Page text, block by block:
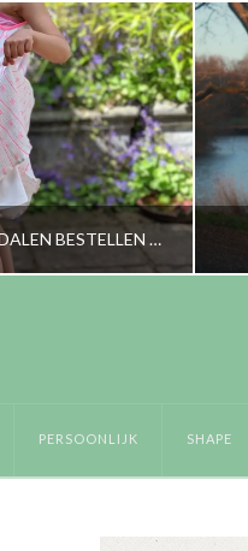
WAAROM ONLINE SANDALEN BESTELLEN HELEMAAL NIET ZO MOEILIJK HOEFT TE ZIJN
PERSOONLIJK SHAPE